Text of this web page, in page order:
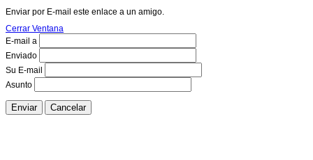
Enviar por E-mail este enlace a un amigo.
Cerrar Ventana
E-mail a
Enviado
Su E-mail
Asunto
Enviar Cancelar